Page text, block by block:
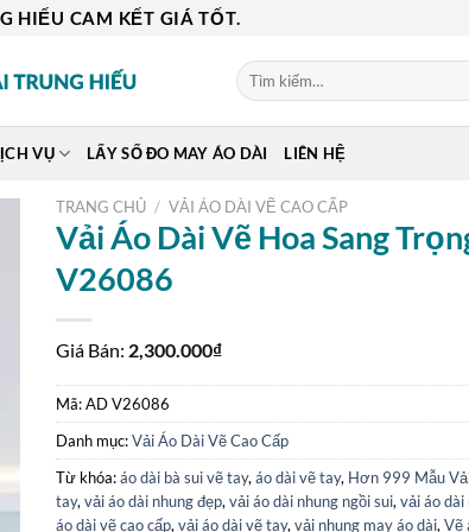
HIẾU CAM KẾT GIÁ TỐT.
Tìm
kiếm:
VỤ LẤY SỐ ĐO MAY ÁO DÀI LIÊN HỆ
TRANG CHỦ / VẢI ÁO DÀI VẼ CAO CẤP
Vải Áo Dài Vẽ Hoa Sang
V26086
Giá Bán: 2,300.000₫
Mã:AD V26086
Danh mục:Vải Áo Dài Vẽ Cao Cấp
Từ khóa:áo dài bà sui vẽ tay, áo dài vẽ tay, Hơn 999 Mẫu
tay, vải áo dài nhung đẹp, vải áo dài nhung ngồi sui, vải áo dài
áo dài vẽ cao cấp, vải áo dài vẽ tay, vải nhung may áo dài, Vẽ